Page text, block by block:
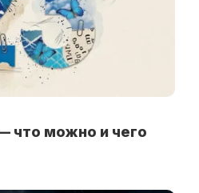
что можно и чего